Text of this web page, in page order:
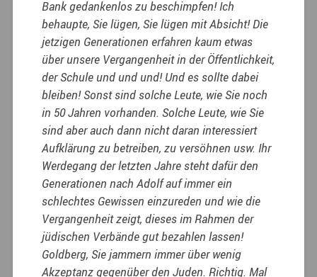
Bank gedankenlos zu beschimpfen! Ich
behaupte, Sie lügen, Sie lügen mit Absicht!Die
jetzigen Generationen erfahren kaum etwas
über unsere Vergangenheit in der Öffentlichkeit,
der Schule und und und! Und es sollte dabei
bleiben! Sonst sind solche Leute, wie Sie noch
in 50 Jahren vorhanden. Solche Leute, wie Sie
sind aber auch dann nicht daran interessiert
Aufklärung zu betreiben, zu versöhnen usw. Ihr
Werdegang der letzten Jahre steht dafür den
Generationen nach Adolf auf immer ein
schlechtes Gewissen einzureden und wie die
Vergangenheit zeigt, dieses im Rahmen der
jüdischen Verbände gut bezahlen lassen!
Goldberg, Sie jammern immer über wenig
Akzeptanz gegenüber den Juden. Richtig. Mal